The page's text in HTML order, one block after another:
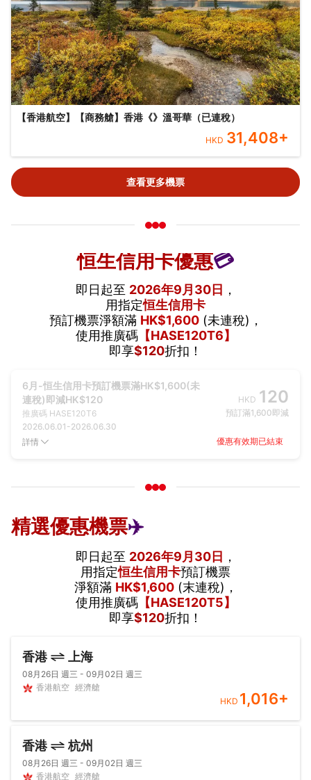
【香港航空】【商務艙】香港《》溫哥華（已連稅）
HKD 31,408+
查看更多機票
恒生信用卡優惠💳
即日起至 2026年9月30日 ，
用指定恒生信用卡
預訂機票淨額滿 HK$1,600(未連稅)，
使用推廣碼【HASE120T6】
即享$120折扣！
6月-恒生信用卡預訂機票滿HK$1,600(未
連稅)即減HK$120
推廣碼 HASE120T6
2026.06.01 -2026.06.30
HKD 120
預訂滿1,600即減
詳情 優惠有效期已結束
精選優惠機票✈️
即日起至 2026年9月30日 ，
用指定恒生信用卡預訂機票
淨額滿 HK$1,600(末連稅)，
使用推廣碼【HASE120T5】
即享$120折扣！
香港 上海
08月26日 週三 - 09月02日 週三
香港航空 經濟艙
HKD 1,016+
香港 杭州
08月26日 週三 - 09月02日 週三
香港航空 經濟艙